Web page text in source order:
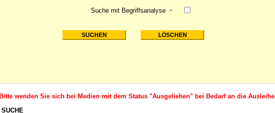
Suche mit Begriffsanalyse
wenden Sie sich bei Medien mit dem Status "Ausgeliehen" bei Bedarf an die